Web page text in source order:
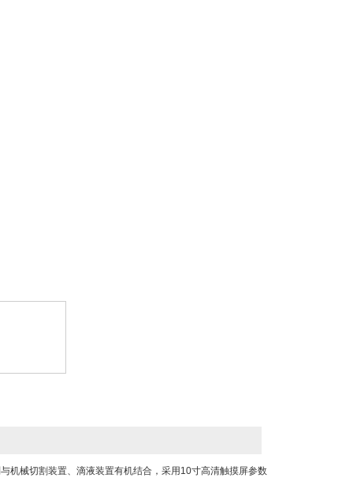
机械切割装置、滴液装置有机结合，采用10寸高清触摸屏参数